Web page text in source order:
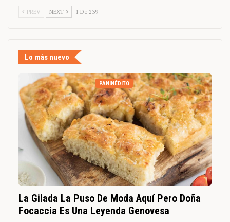
PREV NEXT 1 De 239
Lo más nuevo
PANINÉDITO
La Gilada La Puso De Moda Aquí Pero Doña
Focaccia Es Una Leyenda Genovesa